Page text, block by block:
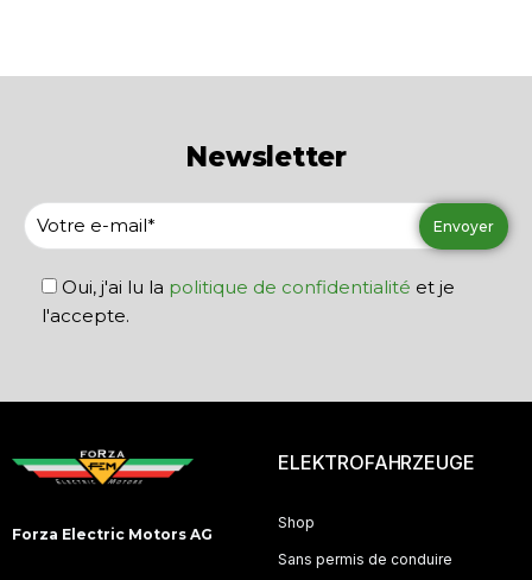
Newsletter
Oui, j'ai lu la politique de confidentialité et je
l'accepte.
Forza Electric Motors AG
ELEKTROFAHRZEUGE
Shop
Sans permis de conduire